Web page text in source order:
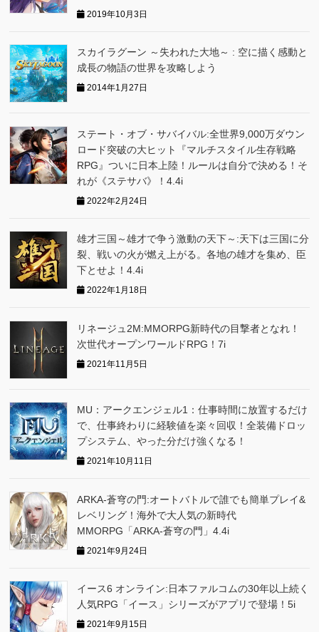
2019年10月3日
スカイラグーン ～失われた大地～ : 空に描く感動と
成長の物語の世界を攻略しよう
2014年1月27日
ステート・オブ・サバイバル:全世界9,000万ダウン
ロード突破の大ヒット『マルチスタイル生存戦略
RPG』ついに日本上陸！ルールは自分で決める！そ
れが《ステサバ》！4.4i
2022年2月24日
雄才三国～雄才で争う激動の天下～:天下は三国に分
裂、戦いの火が燃え上がる。各地の雄才を集め、臣
下とせよ！4.4i
2022年1月18日
リネージュ2M:MMORPG新時代の目撃者となれ！
次世代オープンワールドRPG！7i
2021年11月5日
MU：アークエンジェル1：仕事時間に放置するだけ
で、仕事終わりに経験値を楽々回収！全装備ドロッ
プシステム、やった分だけ強くなる！
2021年10月11日
ARKA‐蒼穹の門:オートバトルで誰でも簡単プレイ&
レベリング！海外で大人気の新時代
MMORPG「ARKA‐蒼穹の門」4.4i
2021年9月24日
イース6 オンライン:日本ファルコムの30年以上続く
人気RPG「イース」シリーズがアプリで登場！5i
2021年9月15日